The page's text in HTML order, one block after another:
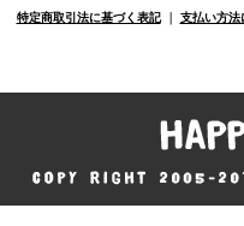
特定商取引法に基づく表記｜ 支払い方法